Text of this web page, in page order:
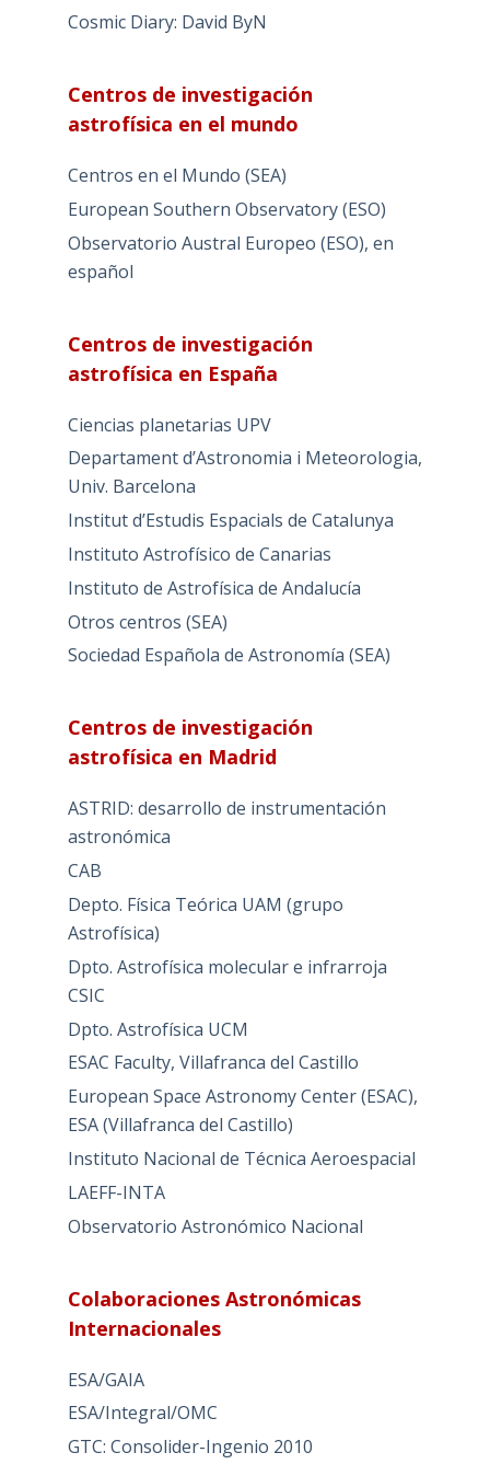
Cosmic Diary: David ByN
Centros de investigación
astrofísica en el mundo
Centros en el Mundo (SEA)
European Southern Observatory (ESO)
Observatorio Austral Europeo (ESO), en
español
Centros de investigación
astrofísica en España
Ciencias planetarias UPV
Departament d’Astronomia i Meteorologia,
Univ. Barcelona
Institut d’Estudis Espacials de Catalunya
Instituto Astrofísico de Canarias
Instituto de Astrofísica de Andalucía
Otros centros (SEA)
Sociedad Española de Astronomía (SEA)
Centros de investigación
astrofísica en Madrid
ASTRID: desarrollo de instrumentación
astronómica
CAB
Depto. Física Teórica UAM (grupo
Astrofísica)
Dpto. Astrofísica molecular e infrarroja
CSIC
Dpto. Astrofísica UCM
ESAC Faculty, Villafranca del Castillo
European Space Astronomy Center (ESAC),
ESA (Villafranca del Castillo)
Instituto Nacional de Técnica Aeroespacial
LAEFF-INTA
Observatorio Astronómico Nacional
Colaboraciones Astronómicas
Internacionales
ESA/GAIA
ESA/Integral/OMC
GTC: Consolider-Ingenio 2010